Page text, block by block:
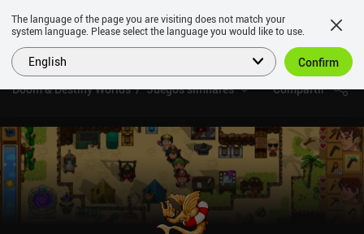
Doom & Destiny Worlds Juegos similares Compartir
The language of the page you are visiting does not match your
system language. Please select the language you would like to use.
English Confirm